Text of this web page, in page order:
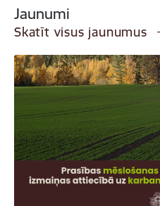
Jaunumi
Skatīt visus jaunumus